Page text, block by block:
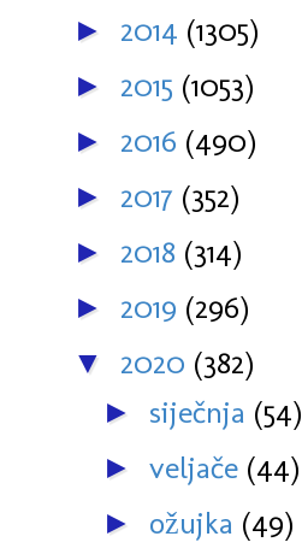
► 2014 (1305)
► 2015 (1053)
► 2016 (490)
► 2017 (352)
► 2018 (314)
► 2019 (296)
▼ 2020 (382)
► siječnja (54)
► veljače (44)
► ožujka (49)